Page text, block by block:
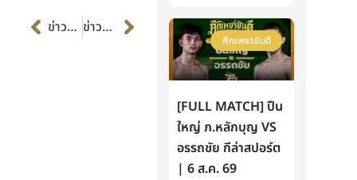
Prevข่าวก่อนหน้า ข่าวต่อไป Next ศึกเพชรยินดี
[FULL MATCH] ปืน
ใหญ่ ภ.หลักบุญ VS
อรรถชัย กีล่าสปอร์ต
| 6 ส.ค. 69